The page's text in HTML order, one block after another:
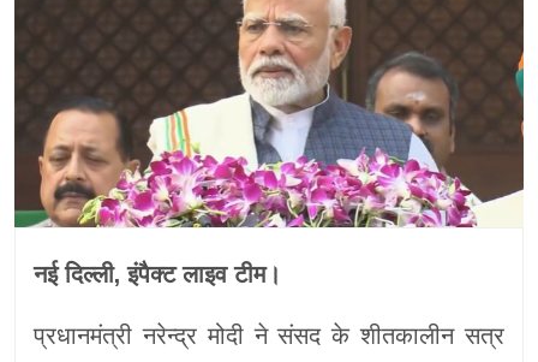
नई दिल्ली, इंपैक्ट लाइव टीम।
प्रधानमंत्री नरेन्द्र मोदी ने संसद के शीतकालीन सत्र